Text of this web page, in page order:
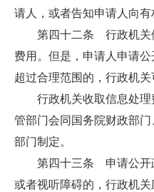
请人，或者告知申请人向有
第四十二条 行政机关
费用。但是，申请人申请
超过合理范围的，行政机关
行政机关收取信息处
管部门会同国务院财政部
部门制定。
第四十三条 申请公开
或者视听障碍的，行政机关